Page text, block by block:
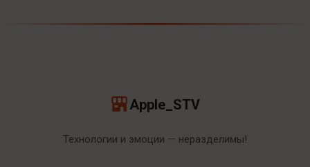
Apple_STV
Технологии и эмоции — неразделимы!